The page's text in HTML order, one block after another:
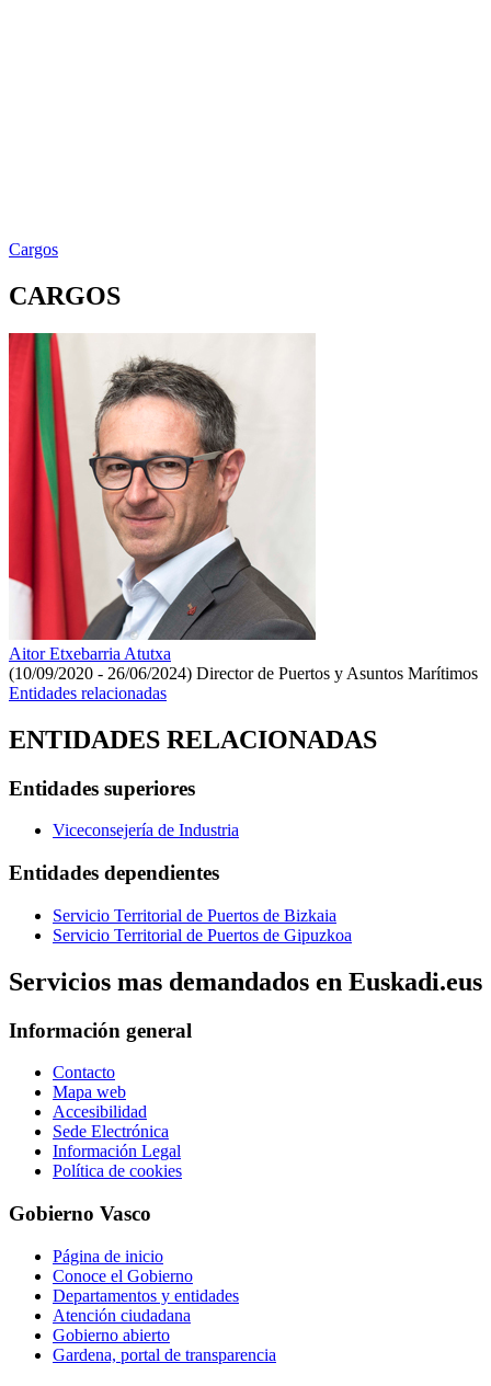
Cargos
CARGOS
Aitor Etxebarria Atutxa
(10/09/2020 - 26/06/2024) Director de Puertos y Asuntos Marítimos
Entidades relacionadas
ENTIDADES RELACIONADAS
Entidades superiores
Viceconsejería de Industria
Entidades dependientes
Servicio Territorial de Puertos de Bizkaia
Servicio Territorial de Puertos de Gipuzkoa
Servicios mas demandados en Euskadi.eus
Información general
Contacto
Mapa web
Accesibilidad
Sede Electrónica
Información Legal
Política de cookies
Gobierno Vasco
Página de inicio
Conoce el Gobierno
Departamentos y entidades
Atención ciudadana
Gobierno abierto
Gardena, portal de transparencia